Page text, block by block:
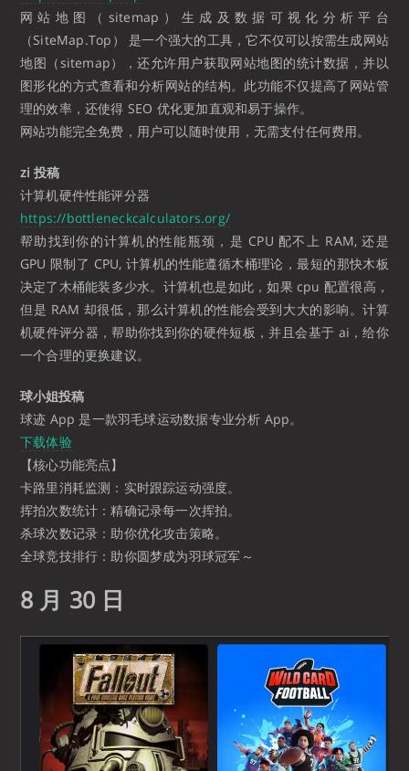
网站地图（sitemap）生成及数据可视化分析平台
（SiteMap.Top） 是一个强大的工具，它不仅可以按需生成网站
地图（sitemap），还允许用户获取网站地图的统计数据，并以
图形化的方式查看和分析网站的结构。此功能不仅提高了网站管
理的效率，还使得 SEO 优化更加直观和易于操作。
网站功能完全免费，用户可以随时使用，无需支付任何费用。
zi 投稿
计算机硬件性能评分器
https://bottleneckcalculators.org/
帮助找到你的计算机的性能瓶颈，是 CPU 配不上 RAM, 还是
GPU 限制了 CPU, 计算机的性能遵循木桶理论，最短的那快木板
决定了木桶能装多少水。计算机也是如此，如果 cpu 配置很高，
但是 RAM 却很低，那么计算机的性能会受到大大的影响。计算
机硬件评分器，帮助你找到你的硬件短板，并且会基于 ai，给你
一个合理的更换建议。
球小姐投稿
球迹 App 是一款羽毛球运动数据专业分析 App。
下载体验
【核心功能亮点】
卡路里消耗监测：实时跟踪运动强度。
挥拍次数统计：精确记录每一次挥拍。
杀球次数记录：助你优化攻击策略。
全球竞技排行：助你圆梦成为羽球冠军～
8 月 30 日